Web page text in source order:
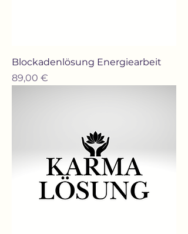
Blockadenlösung Energiearbeit
Preis
89,00 €